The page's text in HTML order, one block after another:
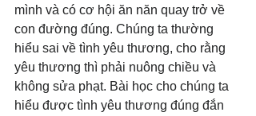
mình và có cơ hội ăn năn quay trở về
con đường đúng. Chúng ta thường
hiểu sai về tình yêu thương, cho rằng
yêu thương thì phải nuông chiều và
không sửa phạt. Bài học cho chúng ta
hiểu được tình yêu thương đúng đắn